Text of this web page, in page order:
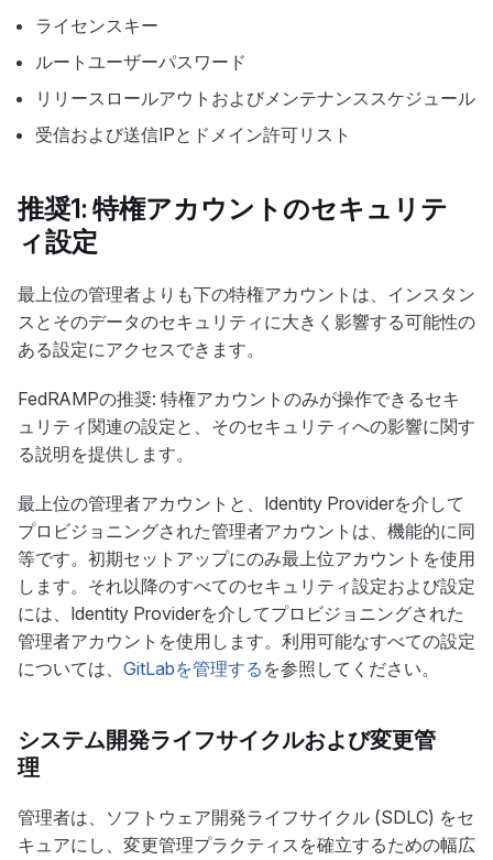
ライセンスキー
ルートユーザーパスワード
リリースロールアウトおよびメンテナンススケジュール
受信および送信IPとドメイン許可リスト
推奨1: 特権アカウントのセキュリテ
ィ設定
最上位の管理者よりも下の特権アカウントは、インスタン
スとそのデータのセキュリティに大きく影響する可能性の
ある設定にアクセスできます。
FedRAMPの推奨: 特権アカウントのみが操作できるセキ
ュリティ関連の設定と、そのセキュリティへの影響に関す
る説明を提供します。
最上位の管理者アカウントと、Identity Providerを介して
プロビジョニングされた管理者アカウントは、機能的に同
等です。初期セットアップにのみ最上位アカウントを使用
します。それ以降のすべてのセキュリティ設定および設定
には、Identity Providerを介してプロビジョニングされた
管理者アカウントを使用します。利用可能なすべての設定
については、 GitLabを管理する を参照してください。
システム開発ライフサイクルおよび変更管
理
管理者は、ソフトウェア開発ライフサイクル (SDLC) をセ
キュアにし、変更管理プラクティスを確立するための幅広